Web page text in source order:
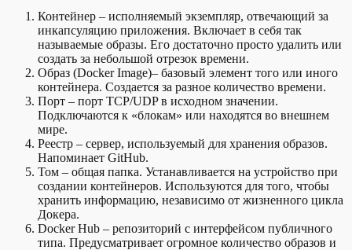
Контейнер – исполняемый экземпляр, отвечающий за
инкапсуляцию приложения. Включает в себя так
называемые образы. Его достаточно просто удалить или
создать за небольшой отрезок времени.
Образ (Docker Image)– базовый элемент того или иного
контейнера. Создается за разное количество времени.
Порт – порт TCP/UDP в исходном значении.
Подключаются к «блокам» или находятся во внешнем
мире.
Реестр – сервер, используемый для хранения образов.
Напоминает GitHub.
Том – общая папка. Устанавливается на устройство при
создании контейнеров. Используются для того, чтобы
хранить информацию, независимо от жизненного цикла
Докера.
Docker Hub – репозиторий с интерфейсом публичного
типа. Предусматривает огромное количество образов и